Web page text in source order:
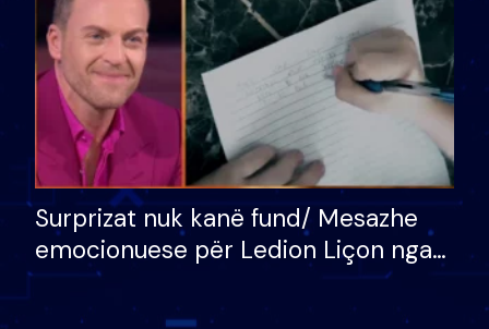
Surprizat nuk kanë fund/ Mesazhe
emocionuese për Ledion Liçon nga
nëna dhe fëmijët e tij, moderatori
nuk i mban dot lotët: Nuk meritoj…